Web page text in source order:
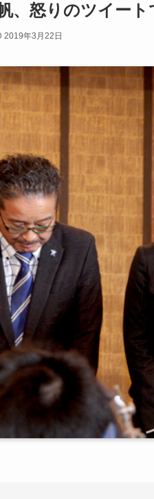
、怒りのツイー
2019年3月22日